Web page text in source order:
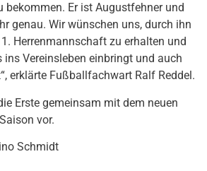
bekommen. Er ist Augustfehner und
genau. Wir wünschen uns, durch ihn
Herrenmannschaft zu erhalten und
ins Vereinsleben einbringt und auch
erklärte Fußballfachwart Ralf Reddel.
Erste gemeinsam mit dem neuen
vor.
Schmidt